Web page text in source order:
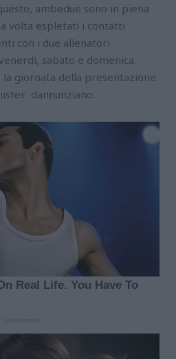
ambedue sono in piena
volta espletati i contatti
con i due allenatori
sabato e domenica.
giornata della presentazione
dannunziano.